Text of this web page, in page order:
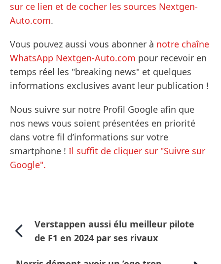
sur ce lien et de cocher les sources Nextgen-
Auto.com.
Vous pouvez aussi vous abonner à notre chaîne
WhatsApp Nextgen-Auto.com pour recevoir en
temps réel les "breaking news" et quelques
informations exclusives avant leur publication !
Nous suivre sur notre Profil Google afin que
nos news vous soient présentées en priorité
dans votre fil d’informations sur votre
smartphone ! Il suffit de cliquer sur "Suivre sur
Google".
Verstappen aussi élu meilleur pilote
de F1 en 2024 par ses rivaux